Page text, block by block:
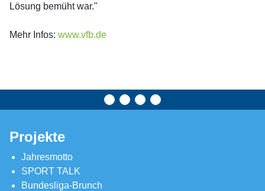
Lösung bemüht war."
Mehr Infos: www.vfb.de
Projekte
Jahresmotto
SPORT TALK
Bundesliga-Brunch